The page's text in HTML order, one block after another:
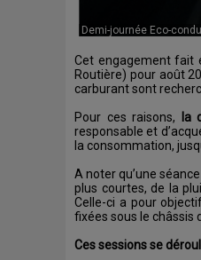
Demi-journée Eco-
Cet engagement fait
Routière) pour août
carburant sont
Pour ces raisons,
la
responsable et
la consommation,
A noter qu’une séance
plus courtes, de la
Celle-ci a pour
fixées sous le châssis
Ces sessions se